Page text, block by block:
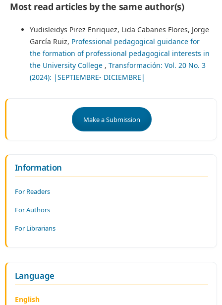
Most read articles by the same author(s)
Yudisleidys Pirez Enriquez, Lida Cabanes Flores, Jorge
García Ruiz, Professional pedagogical guidance for
the formation of professional pedagogical interests in
the University College , Transformación: Vol. 20 No. 3
(2024): |SEPTIEMBRE- DICIEMBRE|
Make a Submission
Information
For Readers
For Authors
For Librarians
Language
English